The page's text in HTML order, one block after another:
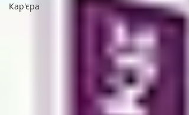
Кар'єра